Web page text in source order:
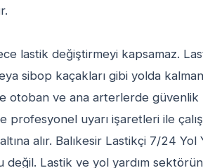
lastik değiştirmeyi kapsamaz.
sibop kaçakları gibi yolda
otoban ve ana arterlerde güvenlik
profesyonel uyarı işaretleri ile
alır. Balıkesir Lastikçi 7/24 Yol
değil. Lastik ve yol yardım